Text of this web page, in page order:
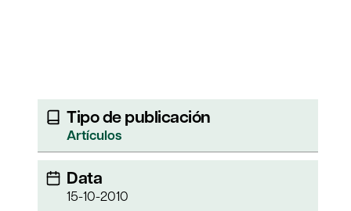
Tipo de publicación
Artículos
Data
15-10-2010